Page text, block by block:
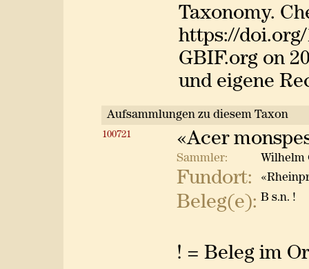
Taxonomy.
https://doi.org/
GBIF.org on
und eigene
Aufsammlungen zu diesem Taxon
100721 «Acer
Sammler: Wilhelm
Fundort:
Beleg(e): B s.n. !
! = Beleg im